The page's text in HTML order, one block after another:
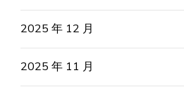
2025 年 12 月
2025 年 11 月